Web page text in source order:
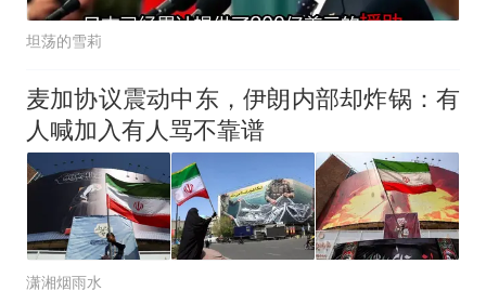
坦荡的雪莉
麦加协议震动中东，伊朗内部却炸锅：有
人喊加入有人骂不靠谱
潇湘烟雨水